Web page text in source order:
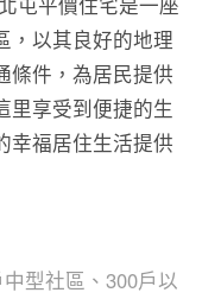
，以其良好的地理
條件，為居民提供
里享受到便捷的生
幸福居住生活提供
型社區、300戶以